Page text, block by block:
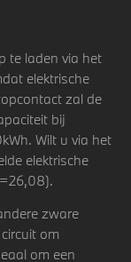
te laden via het
elektrische
zal de
bij
Wilt u via het
elektrische
zware
om
om een